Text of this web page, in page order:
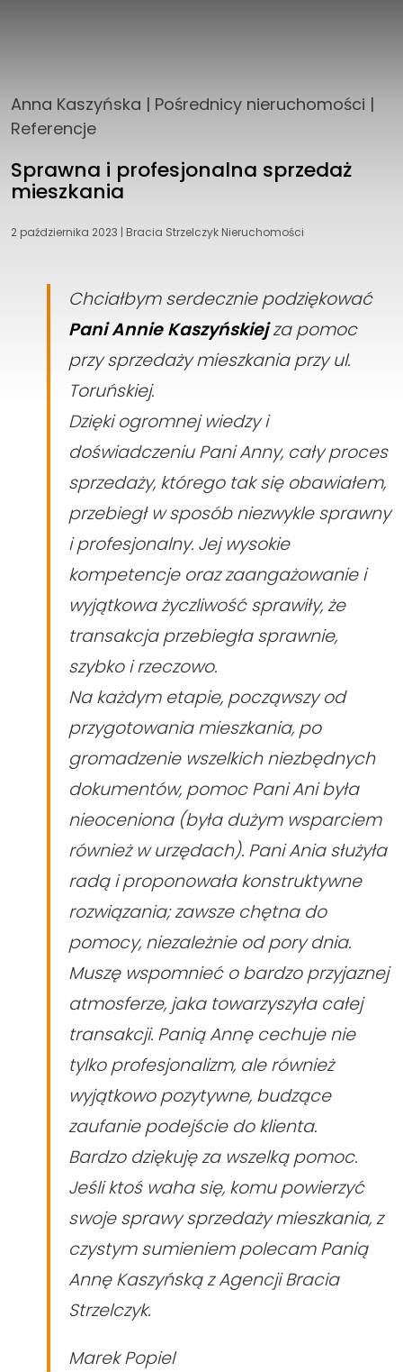
Anna Kaszyńska | Pośrednicy nieruchomości |
Referencje
Sprawna i profesjonalna sprzedaż
mieszkania
2 października 2023 | Bracia Strzelczyk Nieruchomości
Chciałbym serdecznie podziękować
Pani Annie Kaszyńskiejza pomoc
przy sprzedaży mieszkania przy ul.
Toruńskiej.
Dzięki ogromnej wiedzy i
doświadczeniu Pani Anny, cały proces
sprzedaży, którego tak się obawiałem,
przebiegł w sposób niezwykle sprawny
i profesjonalny. Jej wysokie
kompetencje oraz zaangażowanie i
wyjątkowa życzliwość sprawiły, że
transakcja przebiegła sprawnie,
szybko i rzeczowo.
Na każdym etapie, począwszy od
przygotowania mieszkania, po
gromadzenie wszelkich niezbędnych
dokumentów, pomoc Pani Ani była
nieoceniona (była dużym wsparciem
również w urzędach). Pani Ania służyła
radą i proponowała konstruktywne
rozwiązania; zawsze chętna do
pomocy, niezależnie od pory dnia.
Muszę wspomnieć o bardzo przyjaznej
atmosferze, jaka towarzyszyła całej
transakcji. Panią Annę cechuje nie
tylko profesjonalizm, ale również
wyjątkowo pozytywne, budzące
zaufanie podejście do klienta.
Bardzo dziękuję za wszelką pomoc.
Jeśli ktoś waha się, komu powierzyć
swoje sprawy sprzedaży mieszkania, z
czystym sumieniem polecam Panią
Annę Kaszyńską z Agencji Bracia
Strzelczyk.
Marek Popiel